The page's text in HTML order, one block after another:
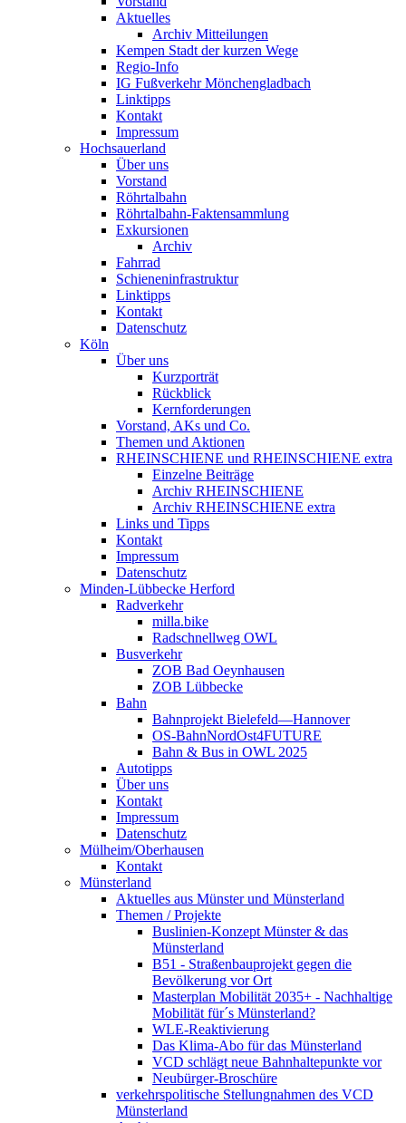
Aktuelles
Archiv Mitteilungen
Kempen Stadt der kurzen Wege
Regio-Info
IG Fußverkehr Mönchengladbach
Linktipps
Kontakt
Impressum
Hochsauerland
Über uns
Vorstand
Röhrtalbahn
Röhrtalbahn-Faktensammlung
Exkursionen
Archiv
Fahrrad
Schieneninfrastruktur
Linktipps
Kontakt
Datenschutz
Köln
Über uns
Kurzporträt
Rückblick
Kernforderungen
Vorstand, AKs und Co.
Themen und Aktionen
RHEINSCHIENE und RHEINSCHIENE extra
Einzelne Beiträge
Archiv RHEINSCHIENE
Archiv RHEINSCHIENE extra
Links und Tipps
Kontakt
Impressum
Datenschutz
Minden-Lübbecke Herford
Radverkehr
milla.bike
Radschnellweg OWL
Busverkehr
ZOB Bad Oeynhausen
ZOB Lübbecke
Bahn
Bahnprojekt Bielefeld—Hannover
OS-BahnNordOst4FUTURE
Bahn & Bus in OWL 2025
Autotipps
Über uns
Kontakt
Impressum
Datenschutz
Mülheim/Oberhausen
Kontakt
Münsterland
Aktuelles aus Münster und Münsterland
Themen / Projekte
Buslinien-Konzept Münster & das
Münsterland
B51 - Straßenbauprojekt gegen die
Bevölkerung vor Ort
Masterplan Mobilität 2035+ - Nachhaltige
Mobilität für´s Münsterland?
WLE-Reaktivierung
Das Klima-Abo für das Münsterland
VCD schlägt neue Bahnhaltepunkte vor
Neubürger-Broschüre
verkehrspolitische Stellungnahmen des VCD
Münsterland